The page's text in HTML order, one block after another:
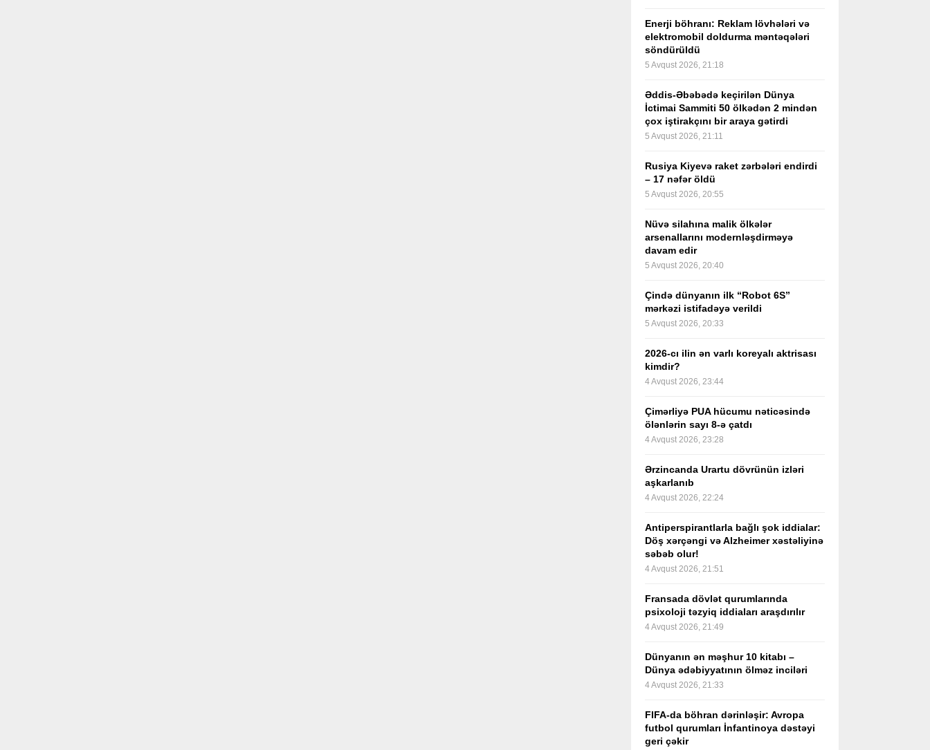
Enerji böhranı: Reklam lövhələri və
elektromobil doldurma məntəqələri
söndürüldü
5 Avqust 2026, 21:18
Əddis-Əbəbədə keçirilən Dünya
İctimai Sammiti 50 ölkədən 2 mindən
çox iştirakçını bir araya gətirdi
5 Avqust 2026, 21:11
Rusiya Kiyevə raket zərbələri endirdi
– 17 nəfər öldü
5 Avqust 2026, 20:55
Nüvə silahına malik ölkələr
arsenallarını modernləşdirməyə
davam edir
5 Avqust 2026, 20:40
Çində dünyanın ilk “Robot 6S”
mərkəzi istifadəyə verildi
5 Avqust 2026, 20:33
2026-cı ilin ən varlı koreyalı aktrisası
kimdir?
4 Avqust 2026, 23:44
Çimərliyə PUA hücumu nəticəsində
ölənlərin sayı 8-ə çatdı
4 Avqust 2026, 23:28
Ərzincanda Urartu dövrünün izləri
aşkarlanıb
4 Avqust 2026, 22:24
Antiperspirantlarla bağlı şok iddialar:
Döş xərçəngi və Alzheimer xəstəliyinə
səbəb olur!
4 Avqust 2026, 21:51
Fransada dövlət qurumlarında
psixoloji təzyiq iddiaları araşdırılır
4 Avqust 2026, 21:49
Dünyanın ən məşhur 10 kitabı –
Dünya ədəbiyyatının ölməz inciləri
4 Avqust 2026, 21:33
FIFA-da böhran dərinləşir: Avropa
futbol qurumları İnfantinoya dəstəyi
geri çəkir